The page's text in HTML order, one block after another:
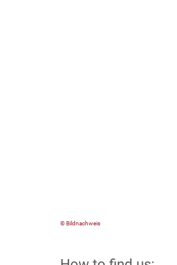
© Bildnachweis